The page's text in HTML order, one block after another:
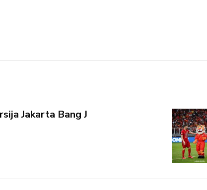
Jakarta Bang J